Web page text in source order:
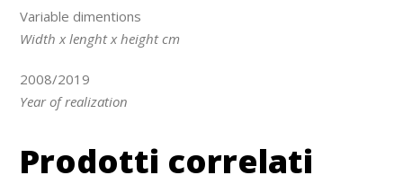
Variable dimentions
Width x lenght x height cm
2008/2019
Year of realization
Prodotti correlati